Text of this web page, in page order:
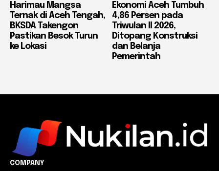
Harimau Mangsa
Ternak di Aceh Tengah,
BKSDA Takengon
Pastikan Besok Turun
ke Lokasi
Ekonomi Aceh Tumbuh
4,86 Persen pada
Triwulan II 2026,
Ditopang Konstruksi
dan Belanja
Pemerintah
COMPANY